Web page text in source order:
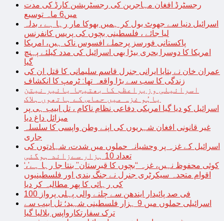
رجسٹرڈ افغان مہاجرین کی رجسٹریشن کارڈ کی مدت
میں6 ماہ توسیع
اسرائیل دنیا سے جھوٹ بول کر ہمیں بھوکا مار رہا ہے ، بدلہ
لیا جائے ، فلسطینی بچوں کی پریس کانفرنس
پاکستانی فورسز پرحملے افسوس ناک ہیں، امریکا
امریکا کا دوسرا بحری بیڑا بھی اسرائیل کی مدد کیلئے پہنچ
گیا
عمران خان نے بتایا ایرانی جنرل قاسم سلیمانی کا قتل ان کی
زندگی کا سب سے بڑا واقعہ تھا: ٹرمپ کا انکشاف
اسرائیلی وزیراعظم کا بھتیجا یائیر نیتن
یاہُو غزہ میں حماس کے ہاتھوں ہلاک
اسرائیل کو دیا گیا امریکی دفاعی نظام ناکام ، تل ابیب ہی پر
میزائل داغ دیا
غیر قانونی افغان شہریوں کی اپنے وطن واپسی کا سلسلہ
جاری
اسرائیل کے غزہ پر وحشیانہ حملوں میں شدت، شہادتوں کی
تعداد 10 ہزار سےزائد ہوگئی
‘کوئی محفوظ نہیں، غزہ “بچوں کا قبرستان” بنتا جا رہا ہے’،
اقوام متحدہ سیکرٹری جنرل نے جنگ بندی اور فلسطینیوں
کی رہائی کا پھر مطالبہ کر دیا
100 فی صد پائیدار ایندھن سے چلنے والی پہلی پرواز
اسرائیلی حملوں میں 9 ہزار فلسطینی شہید؛ تل ابیب سے
ترک سفارتکارواپس بلالیا گیا